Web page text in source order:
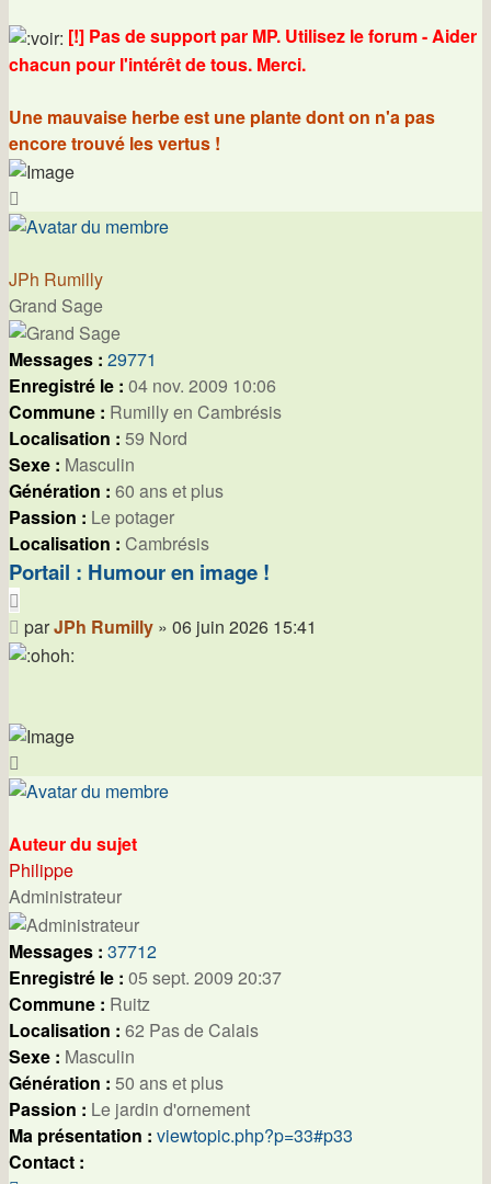
[!] Pas de support par MP. Utilisez le forum - Aider
chacun pour l'intérêt de tous. Merci.
Une mauvaise herbe est une plante dont on n'a pas
encore trouvé les vertus !
JPh Rumilly
Grand Sage
Messages : 29771
Enregistré le : 04 nov. 2009 10:06
Commune : Rumilly en Cambrésis
Localisation : 59 Nord
Sexe : Masculin
Génération : 60 ans et plus
Passion : Le potager
Localisation : Cambrésis
Portail : Humour en image !
Message
parJPh Rumilly » 06 juin 2026 15:41
Auteur du sujet
Philippe
Administrateur
Messages : 37712
Enregistré le : 05 sept. 2009 20:37
Commune : Ruitz
Localisation : 62 Pas de Calais
Sexe : Masculin
Génération : 50 ans et plus
Passion : Le jardin d'ornement
Ma présentation : viewtopic.php?p=33#p33
Contact :